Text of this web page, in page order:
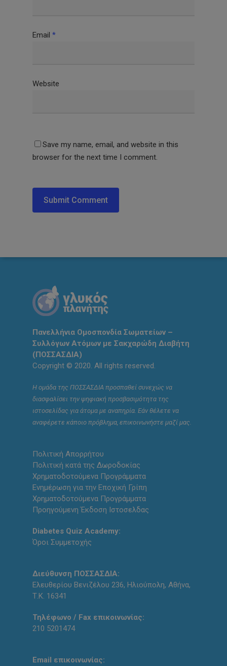
Email *
Website
Save my name, email, and website in this
browser for the next time I comment.
Πανελλήνια Ομοσπονδία Σωματείων –
Συλλόγων Ατόμων με Σακχαρώδη Διαβήτη
(ΠΟΣΣΑΣΔΙΑ)
Copyright © 2020. All rights reserved.
Η ομάδα της ΠΟΣΣΑΣΔΙΑ προσπαθεί συνεχώς να
διασφαλίσει την ψηφιακή προσβασιμότητα της
ιστοσελίδας για άτομα με αναπηρία. Εάν θέλετε να
αναφέρετε κάποιο πρόβλημα, επικοινωνήστε μαζί μας.
Πολιτική Απορρήτου
Πολιτική κατά της Δωροδοκίας
Χρηματοδοτούμενα Προγράμματα
Ενημέρωση για την Εποχική Γρίπη
Χρηματοδοτούμενα Προγράμματα
Προηγούμενη Έκδοση Ιστοσελδας
Diabetes Quiz Academy:
Όροι Συμμετοχής
Διεύθυνση ΠΟΣΣΑΣΔΙΑ:
Ελευθερίου Βενιζέλου 236, Ηλιούπολη, Αθήνα,
Τ.Κ. 16341
Τηλέφωνο / Fax επικοινωνίας:
210 5201474
Email επικοινωνίας: